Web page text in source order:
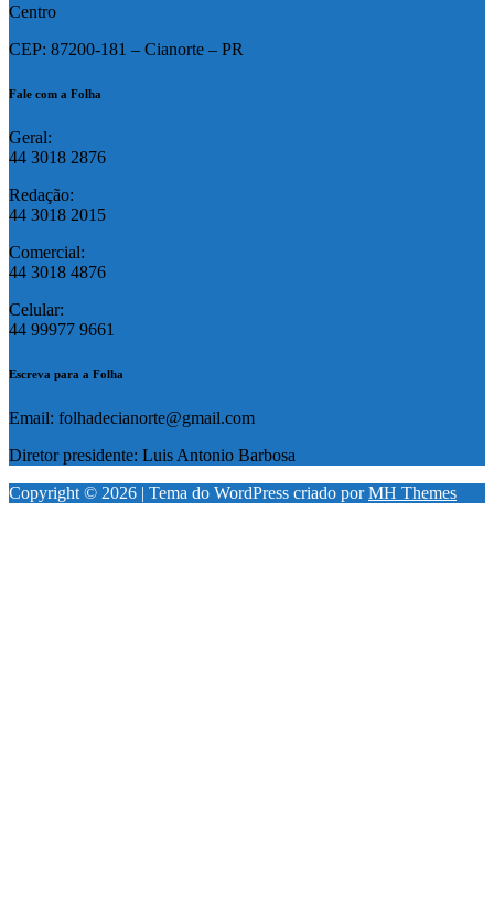
Centro
CEP: 87200-181 – Cianorte – PR
Fale com a Folha
Geral:
44 3018 2876
Redação:
44 3018 2015
Comercial:
44 3018 4876
Celular:
44 99977 9661
Escreva para a Folha
Email: folhadecianorte@gmail.com
Diretor presidente: Luis Antonio Barbosa
Copyright © 2026 | Tema do WordPress criado porMH Themes